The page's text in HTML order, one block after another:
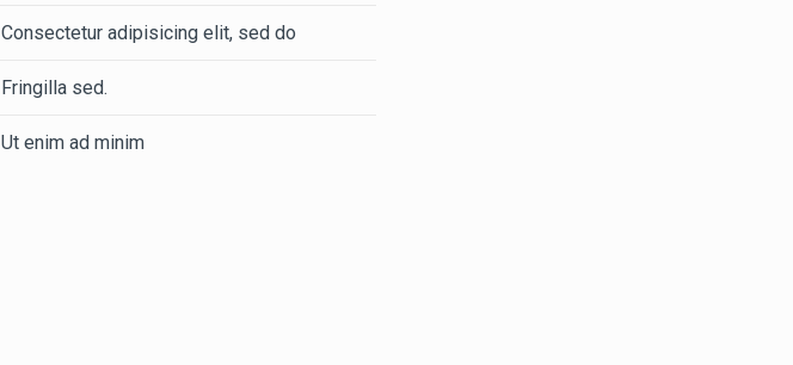
Consectetur adipisicing elit, sed do
Fringilla sed.
Ut enim ad minim